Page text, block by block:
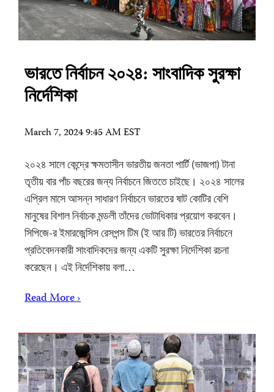
ভারতে নির্বাচন ২০২৪: সাংবাদিক সুরক্ষা
নির্দেশিকা
March 7, 2024 9:45 AM EST
২০২৪ সালে কেন্দ্রে ক্ষমতাসীন ভারতীয় জনতা পার্টি (ভাজপা) টানা
তৃতীয় বার পাঁচ বছরের জন্য নির্বাচনে জিততে চাইছে। ২০২৪ সালের
এপ্রিল মাসে আসন্ন সাধারণ নির্বাচনে ভারতের ষাট কোটির বেশি
মানুষের বিশাল নির্বাচক মন্ডলী তাঁদের ভোটাধিকার প্রয়োগ করবেন।
সিপিজে-র ইমারজেন্সিস রেসপন্স টিম (ই আর টি) ভারতের নির্বাচনে
প্রতিবেদনকারী সাংবাদিকদের জন্য একটি সুরক্ষা নির্দেশিকা রচনা
করেছেন। এই নির্দেশিকায় বলা…
Read More ›